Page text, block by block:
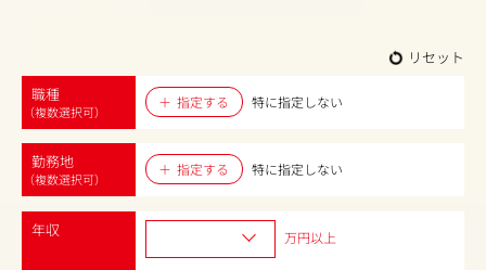
リセット
職種
（複数選択可）
指定する 特に指定しない
勤務地
（複数選択可）
指定する 特に指定しない
年収 万円以上